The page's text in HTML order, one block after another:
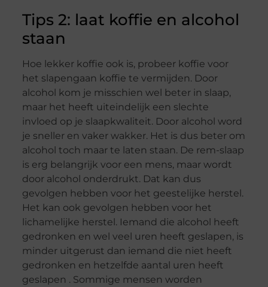
Tips 2: laat koffie en alcohol
staan
Hoe lekker koffie ook is, probeer koffie voor
het slapengaan koffie te vermijden. Door
alcohol kom je misschien wel beter in slaap,
maar het heeft uiteindelijk een slechte
invloed op je slaapkwaliteit. Door alcohol word
je sneller en vaker wakker. Het is dus beter om
alcohol toch maar te laten staan. De rem-slaap
is erg belangrijk voor een mens, maar wordt
door alcohol onderdrukt. Dat kan dus
gevolgen hebben voor het geestelijke herstel.
Het kan ook gevolgen hebben voor het
lichamelijke herstel. Iemand die alcohol heeft
gedronken en wel veel uren heeft geslapen, is
minder uitgerust dan iemand die niet heeft
gedronken en hetzelfde aantal uren heeft
geslapen . Sommige mensen worden